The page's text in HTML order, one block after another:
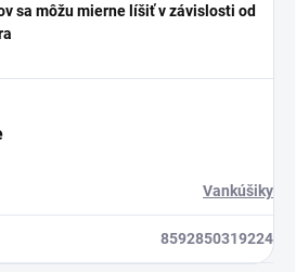
sa môžu mierne líšiť v závislosti od
Vankúšiky
8592850319224